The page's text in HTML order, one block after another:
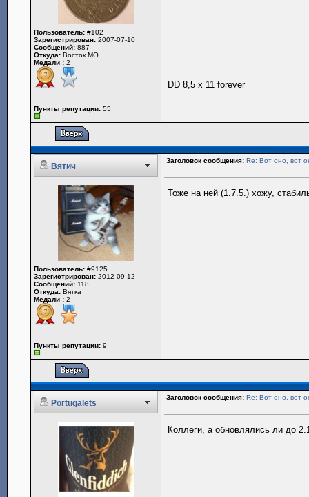
Пользователь: #102
Зарегистрирован: 2007-07-10
Сообщений: 887
Откуда: Восток МО
Медали : 2
Пункты репутации: 55
DD 8,5 x 11 forever
Вятич
Заголовок сообщения: Re: Вот оно, вот
Пользователь: #9125
Зарегистрирован: 2012-09-12
Сообщений: 118
Откуда: Вятка
Медали : 2
Пункты репутации: 9
Тоже на ней (1.7.5.) хожу,
Portugalets
Заголовок сообщения: Re: Вот оно, вот
Коллеги, а обновлялись ли до